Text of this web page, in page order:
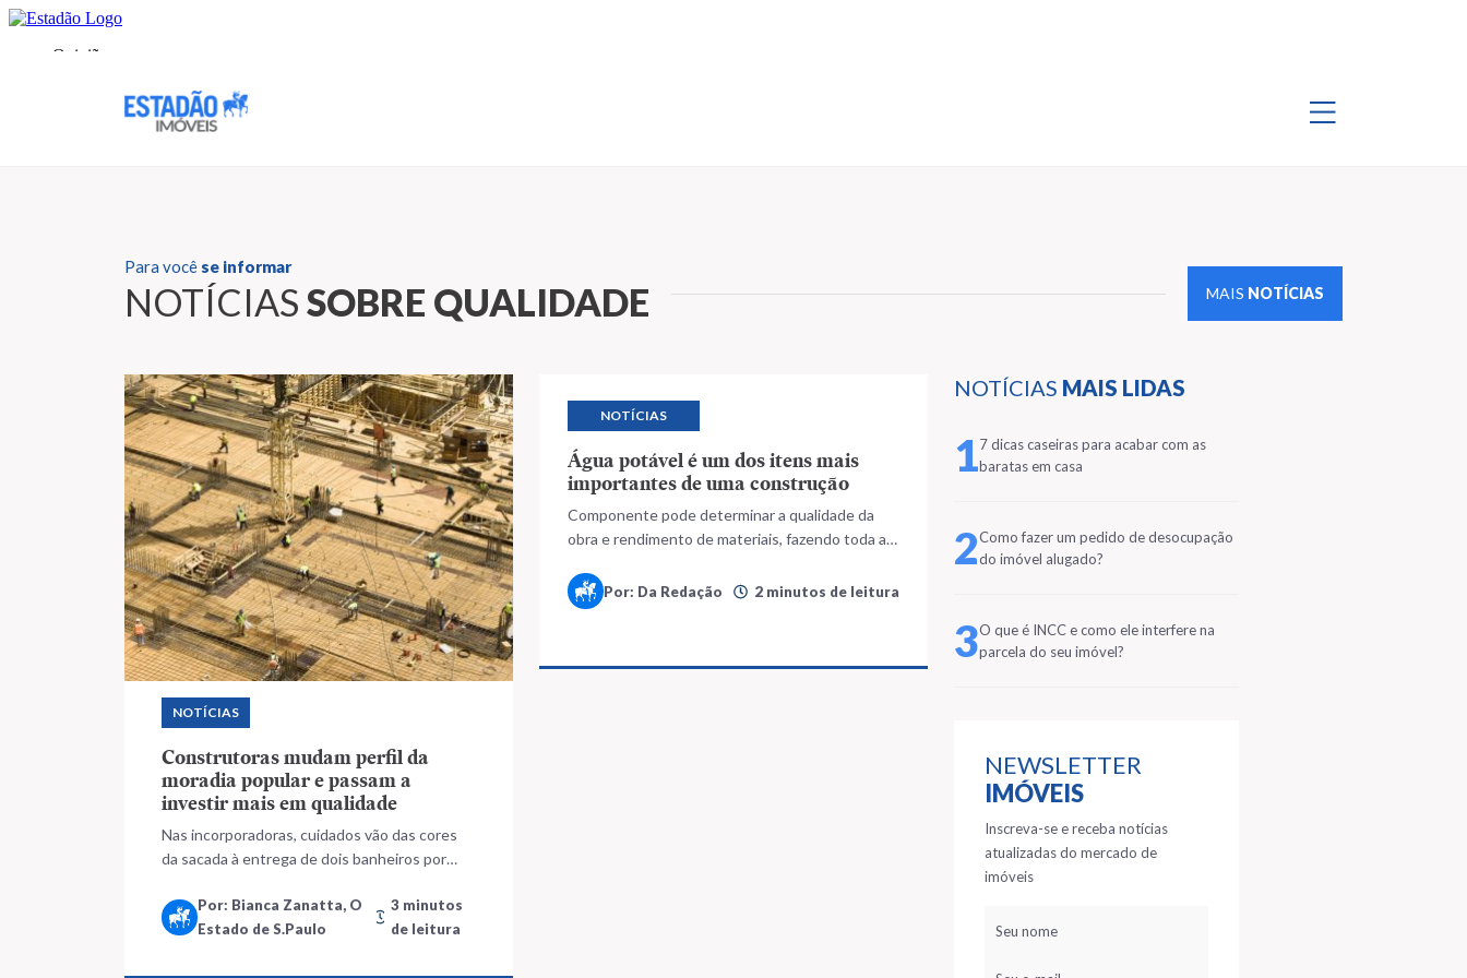
Para você se informar
NOTÍCIASSOBRE QUALIDADE MAIS NOTÍCIAS
NOTÍCIAS MAIS LIDAS
17 dicas caseiras para acabar com as
baratas em casa
2Como fazer um pedido de desocupação
do imóvel alugado?
3O que é INCC e como ele interfere na
parcela do seu imóvel?
NEWSLETTER
IMÓVEIS
Inscreva-se e receba notícias
atualizadas do mercado de
imóveis
NOTÍCIAS
Construtoras mudam perfil da
moradia popular e passam a
investir mais em qualidade
Nas incorporadoras, cuidados vão das cores
da sacada à entrega de dois banheiros por
as crianças também estão inclusos
Por: Bianca Zanatta, O
Estado de S.Paulo
3 minutos
de leitura
NOTÍCIAS
Água potável é um dos itens mais
importantes de uma construção
Componente pode determinar a qualidade da
obra e rendimento de materiais, fazendo toda a
Por: Da Redação 2 minutos de leitura